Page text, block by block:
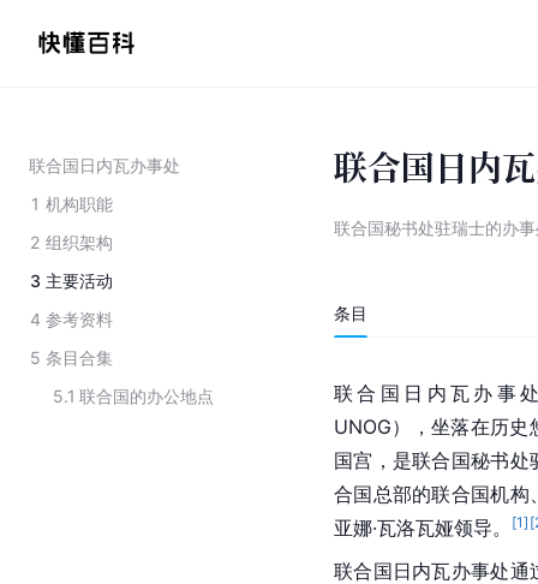
联合国日内瓦办事处
1 机构职能
2 组织架构
3 主要活动
4 参考资料
5 条目合集
5.1 联合国的办公地点
联合国日内
联合国秘书处驻瑞士的办
条目
联合国日内瓦办事
UNOG），坐落在历
国宫，是联合国秘书
合国总部的联合国机构
亚娜·瓦洛瓦娅领导。
[1] [
联合国日内瓦办事处通